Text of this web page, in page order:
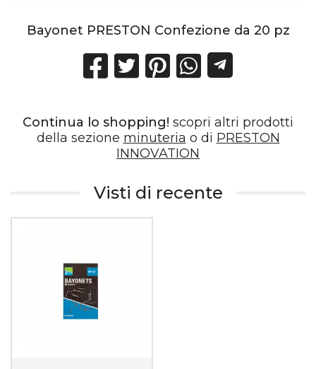
Bayonet PRESTON Confezione da 20 pz
Continua lo shopping! scopri altri prodotti
della sezione minuteria o di PRESTON
INNOVATION
Visti di recente